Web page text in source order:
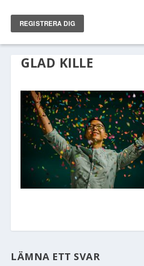
GLAD KILLE
LÄMNA ETT SVAR